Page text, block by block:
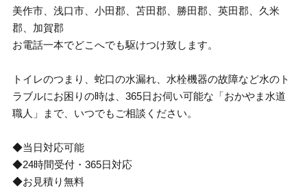
美作市、浅口市、小田郡、苫田郡、勝田郡、英田郡、久米
郡、加賀郡
お電話一本でどこへでも駆けつけ致します。
トイレのつまり、蛇口の水漏れ、水栓機器の故障など水のト
ラブルにお困りの時は、365日お伺い可能な「おかやま水道
職人」まで、いつでもご相談ください。
◆当日対応可能
◆24時間受付・365日対応
◆お見積り無料